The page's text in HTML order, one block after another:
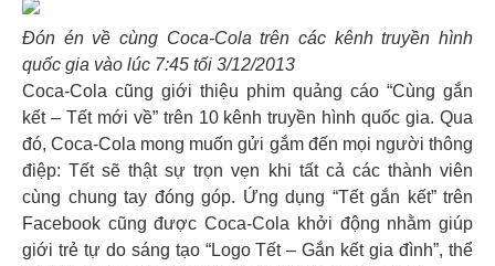
Đón én về cùng Coca-Cola trên các kênh truyền hình
quốc gia vào lúc 7:45 tối 3/12/2013
Coca-Cola cũng giới thiệu phim quảng cáo “Cùng gắn
kết – Tết mới về” trên 10 kênh truyền hình quốc gia. Qua
đó, Coca-Cola mong muốn gửi gắm đến mọi người thông
điệp: Tết sẽ thật sự trọn vẹn khi tất cả các thành viên
cùng chung tay đóng góp. Ứng dụng “Tết gắn kết” trên
Facebook cũng được Coca-Cola khởi động nhằm giúp
giới trẻ tự do sáng tạo “Logo Tết – Gắn kết gia đình”, thể